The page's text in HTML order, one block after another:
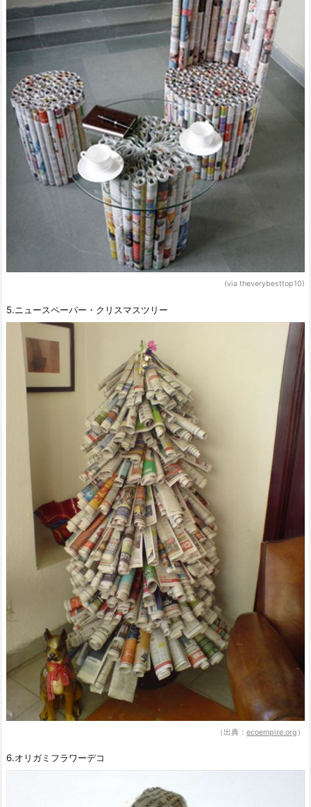
(via theverybesttop10)
5.ニュースペーパー・クリスマスツリー
（出典： ecoempire.org ）
6.オリガミフラワーデコ